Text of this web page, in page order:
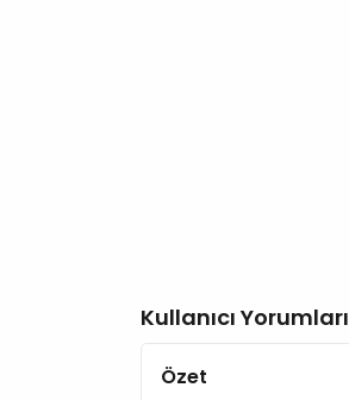
Kullanıcı Yorumları
Özet